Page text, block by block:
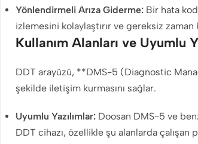
Yönlendirmeli Arıza Giderme: Bir hata
izlemesini kolaylaştırır ve gereksiz zaman
Kullanım Alanları ve Uyumlu
DDT arayüzü, **DMS-5 (Diagnostic
şekilde iletişim kurmasını sağlar.
Uyumlu Yazılımlar: Doosan DMS-5 ve
DDT cihazı, özellikle şu alanlarda